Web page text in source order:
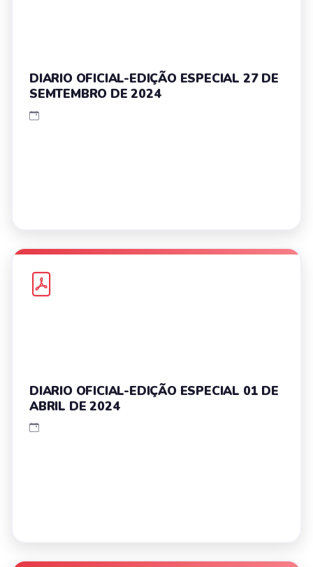
DIARIO OFICIAL-EDIÇÃO ESPECIAL 27 DE
SEMTEMBRO DE 2024
DIARIO OFICIAL-EDIÇÃO ESPECIAL 01 DE
ABRIL DE 2024